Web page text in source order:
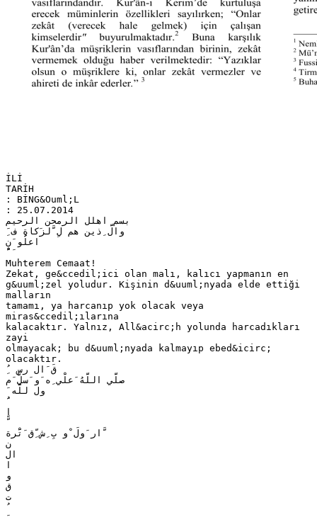
İLİ
TARİH
: BİNG&Ouml;L
: 25.07.2014
‫بسم اهلل الرمحن الرحيم‬
ِ َ‫والَّ ِذين هم لِ َّلزَكاةِ ف‬
‫اعلُو َن‬
ُْ َ َ
Muhterem Cemaat!
Zekat, ge&ccedil;ici olan malı, kalıcı yapmanın en
g&uuml;zel yoludur. Kişinin d&uuml;nyada elde ettiği
malların
tamamı, ya harcanıp yok olacak veya
miras&ccedil;ılarına
kalacaktır. Yalnız, All&acirc;h yolunda harcadıkları
zayi
olmayacak; bu d&uuml;nyada kalmayıp ebed&icirc;
olacaktır.
ِ ُ ‫قَ َال رس‬
‫صلَّي اللَّهُ َعلَْي ِه َو َسلَّ َم‬
َ ‫ول للَّه‬
‫َّار َولَ ْو بِ ِش ِّق َتََْرة‬
‫ن‬
‫ال‬
‫و‬
‫ق‬
‫ت‬